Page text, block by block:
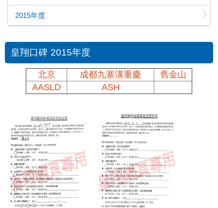
2015年度
皇翔口碑 2015年度
北京 成都九寨溝重慶
舊金山
AASLD
ASH